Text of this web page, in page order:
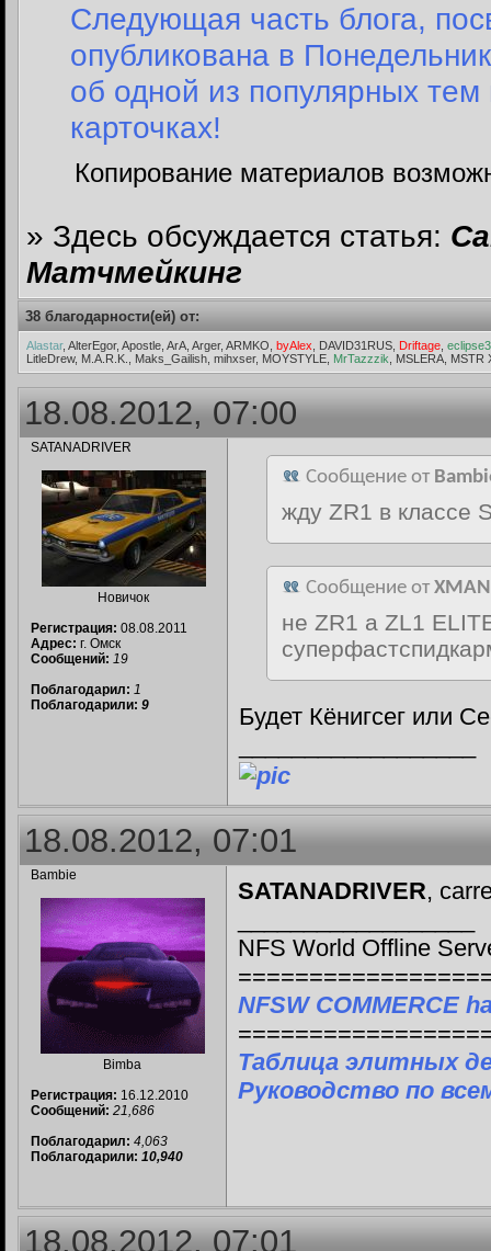
Следующая часть блога,
опубликована в
об одной из популярных
карточках!
Копирование материалов
» Здесь обсуждается статья:
Матчмейкинг
38 благодарности(ей) от:
Alastar, AlterEgor, Apostle, ArA, Arger, ARMKO, byAlex , DAVID31RUS, Driftage
LitleDrew, M.A.R.K., Maks_Gailish, mihxser, MOYSTYLE, MrTazzzik , MSLERA,
18.08.2012, 07:00
SATANADRIVER
Новичок
Регистрация: 08.08.2011
Адрес: г. Омск
Сообщений: 19
Поблагодарил: 1
Поблагодарили: 9
Сообщение от
жду ZR1 в классе
Сообщение от XMAN
не ZR1 a ZL1
Будет Кёнигсег или
18.08.2012, 07:01
Bambie
Bimba
Регистрация: 16.12.2010
Сообщений: 21,686
Поблагодарил: 4,063
Поблагодарили: 10,940
SATANADRIVER,
NFS World Offline
NFSW COMMERCE
Таблица элитных
Руководство по
18.08.2012, 07:01